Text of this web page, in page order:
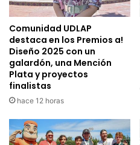
Comunidad UDLAP
destaca en los Premios a!
Diseño 2025 con un
galardón, una Mención
Plata y proyectos
finalistas
hace 12 horas